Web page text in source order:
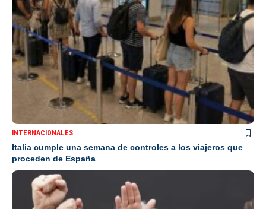
INTERNACIONALES
Italia cumple una semana de controles a los viajeros que
proceden de España